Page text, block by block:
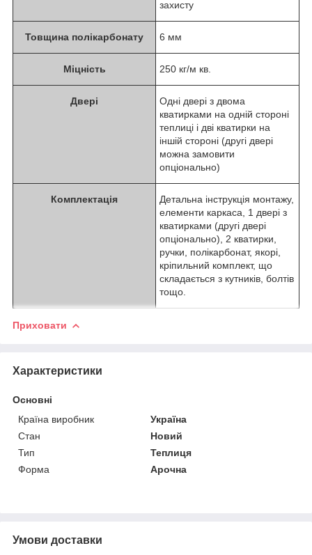
захисту
Товщина полікарбонату 6 мм
Міцність 250 кг/м кв.
Двері
Одні двері з двома
кватирками на одній стороні
теплиці і дві кватирки на
іншій стороні (другі двері
можна замовити
опціонально)
Комплектація
Детальна інструкція монтажу,
елементи каркаса, 1 двері з
кватирками (другі двері
опціонально), 2 кватирки,
ручки, полікарбонат, якорі,
кріпильний комплект, що
складається з кутників, болтів
тощо.
Приховати
Характеристики
Основні
Країна виробник
Україна
Стан
Новий
Тип
Теплиця
Форма
Арочна
Умови доставки